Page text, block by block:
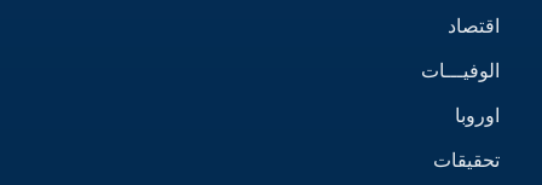
اقتصاد
الوفيـــات
اوروبا
تحقيقات